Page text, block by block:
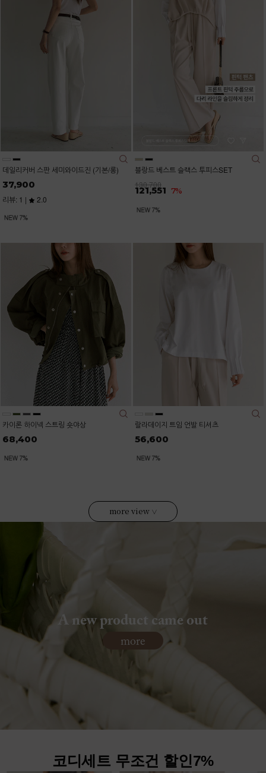
데일리커버 스판 세미와이드진 (기본/롱)
37,900
리뷰: 1 | 2.0
블랑드 베스트 슬랙스 투피스SET
130,700
121,551 7%
카이론 하이넥 스트링 숏야상
68,400
랄라데이지 트임 언발 티셔츠
56,600
more view ∨
A new product came out
more
코디세트 무조건 할인7%